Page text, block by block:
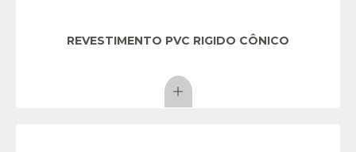
REVESTIMENTO PVC RIGIDO CÔNICO